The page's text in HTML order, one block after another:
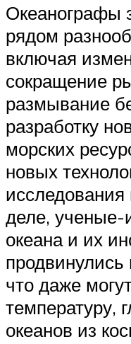
Океанографы
рядом
включая
сокращение
размывание
разработку
морских
новых
деле, ученые-
океана и их
продвинулись
что даже
температуру,
океанов из